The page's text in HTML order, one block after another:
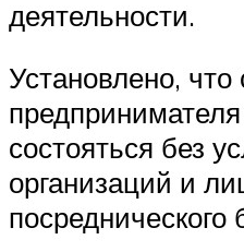
деятельности.
Установлено, что
состояться без
организаций и
посреднического